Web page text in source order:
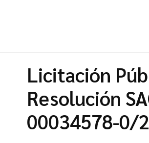
Licitación
Resolución
00034578-0/